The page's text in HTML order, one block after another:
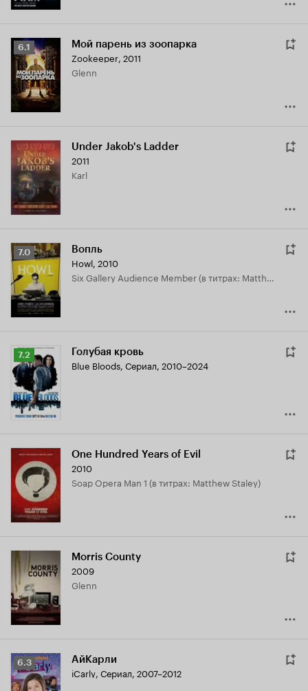
Рейтинг
Кинопоиска
6.1
6.1 Мой парень из зоопарка
Zookeeper, 2011
Glenn
Under Jakob's Ladder
2011
Karl
Рейтинг
Кинопоиска
7.0
7.0 Вопль
Howl, 2010
Six Gallery Audience Member (в титрах: Matthew Staley)
Рейтинг
Кинопоиска
7.2
7.2 Голубая кровь
Blue Bloods, Сериал, 2010–2024
One Hundred Years of Evil
2010
Soap Opera Man 1 (в титрах: Matthew Staley)
Morris County
2009
Glenn
Рейтинг
Кинопоиска
6.3 АйКарли
iCarly, Сериал, 2007–2012